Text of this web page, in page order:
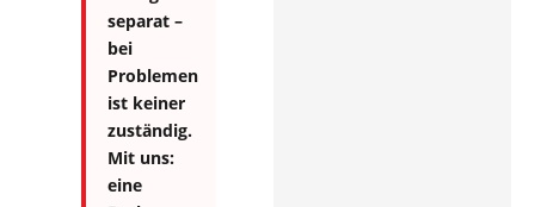
separat –
bei
Problemen
ist keiner
zuständig.
Mit uns:
eine